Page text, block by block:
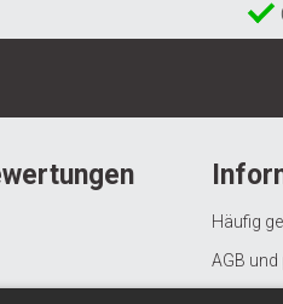
Häufig
AGB